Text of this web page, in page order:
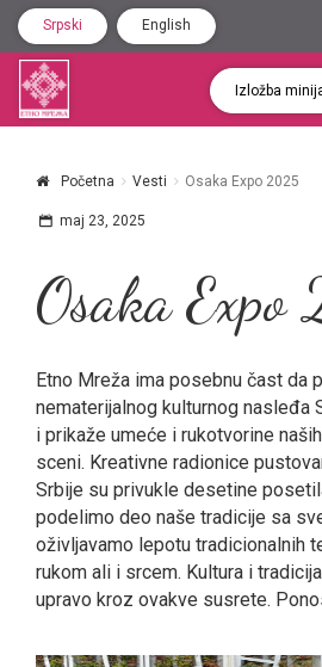
Srpski English
Izložba
Početna Vesti Osaka Expo 2025
maj 23, 2025
Osaka
Etno Mreža ima posebnu čast da
nematerijalnog kulturnog nasleđa
i prikaže umeće i rukotvorine
sceni. Kreativne radionice
Srbije su privukle desetine
podelimo deo naše tradicije sa
oživljavamo lepotu tradicionalnih
rukom ali i srcem. Kultura i
upravo kroz ovakve susrete.